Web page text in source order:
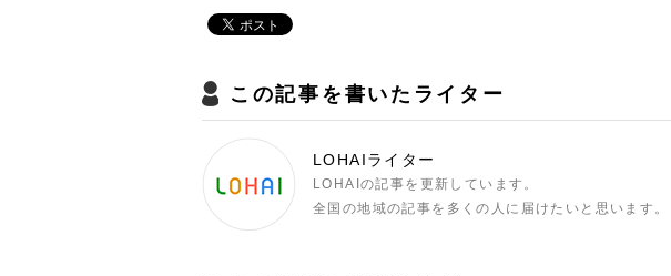
この記事を書いたライター
LOHAIライター
LOHAIの記事を更新しています。
全国の地域の記事を多くの人に届けたいと思います。